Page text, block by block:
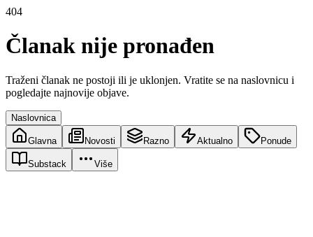
404
Članak nije pronađen
Traženi članak ne postoji ili je uklonjen. Vratite se na naslovnicu i
pogledajte najnovije objave.
Naslovnica
Glavna Novosti Razno Aktualno Ponude
Substack Više